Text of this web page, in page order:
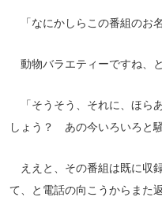
「なにかしらこの番組のお
動物バラエティーですね、
「そうそう、それに、ほら
しょう？ あの今いろいろと
ええと、その番組は既に収
て、と電話の向こうからまた